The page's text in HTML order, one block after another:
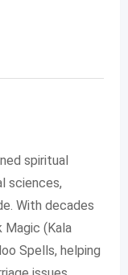
spiritual
sciences,
With decades
Magic (Kala
Spells, helping